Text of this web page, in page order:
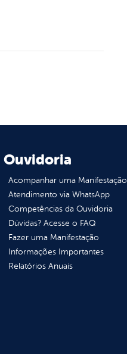
Ouvidoria
Acompanhar uma Manifestação
Atendimento via WhatsApp
Competências da Ouvidoria
Dúvidas? Acesse o FAQ
Fazer uma Manifestação
Informações Importantes
Relatórios Anuais